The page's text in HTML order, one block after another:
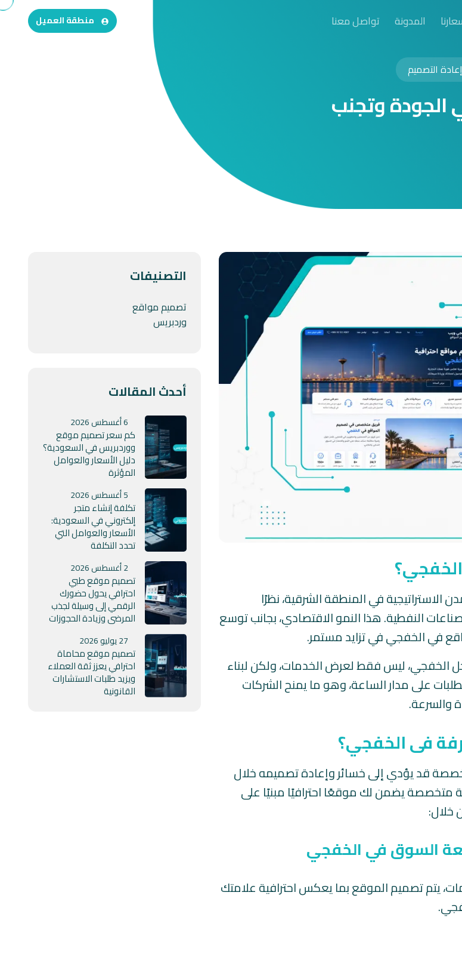
المدونة تواصل معنا منطقة العميل
التصميم
وتجنب
الاستراتيجية في المنطقة الشرقية، نظرًا
النفطية. هذا النمو الاقتصادي، بجانب توسع
في الخفجي في تزايد مستمر.
الخفجي، ليس فقط لعرض الخدمات، ولكن لبناء
على مدار الساعة، وهو ما يمنح الشركات
والسرعة.
فى الخفجي؟
قد يؤدي إلى خسائر وإعادة تصميمه خلال
متخصصة يضمن لك موقعًا احترافيًا مبنيًا على
خلال:
السوق في الخفجي
يتم تصميم الموقع بما يعكس احترافية علامتك
التصنيفات
تصميم مواقع
وردبريس
أحدث المقالات
6 أغسطس 2026
كم سعر تصميم موقع
ووردبريس في السعودية؟
دليل الأسعار والعوامل
المؤثرة
5 أغسطس 2026
تكلفة إنشاء متجر
إلكتروني في السعودية:
الأسعار والعوامل التي
تحدد التكلفة
2 أغسطس 2026
تصميم موقع طبي
احترافي يحول حضورك
الرقمي إلى وسيلة لجذب
المرضى وزيادة الحجوزات
27 يوليو 2026
تصميم موقع محاماة
احترافي يعزز ثقة العملاء
ويزيد طلبات الاستشارات
القانونية